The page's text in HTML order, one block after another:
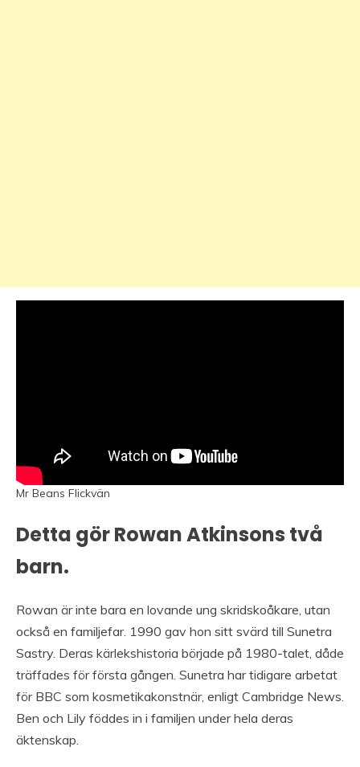
Mr Beans Flickvän
Detta gör Rowan Atkinsons två
barn.
Rowan är inte bara en lovande ung skridskoåkare, utan
också en familjefar. 1990 gav hon sitt svärd till Sunetra
Sastry. Deras kärlekshistoria började på 1980-talet, dåde
träffades för första gången. Sunetra har tidigare arbetat
för BBC som kosmetikakonstnär, enligt Cambridge News.
Ben och Lily föddes in i familjen under hela deras
äktenskap.